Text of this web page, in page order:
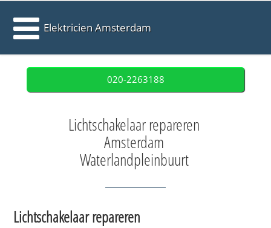
Elektricien Amsterdam
020-2263188
Lichtschakelaar repareren
Amsterdam
Waterlandpleinbuurt
Lichtschakelaar repareren